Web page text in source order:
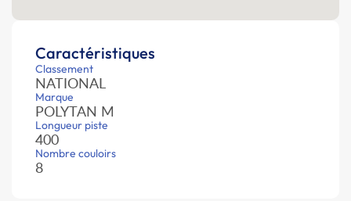
Caractéristiques
Classement
NATIONAL
Marque
POLYTAN M
Longueur piste
400
Nombre couloirs
8